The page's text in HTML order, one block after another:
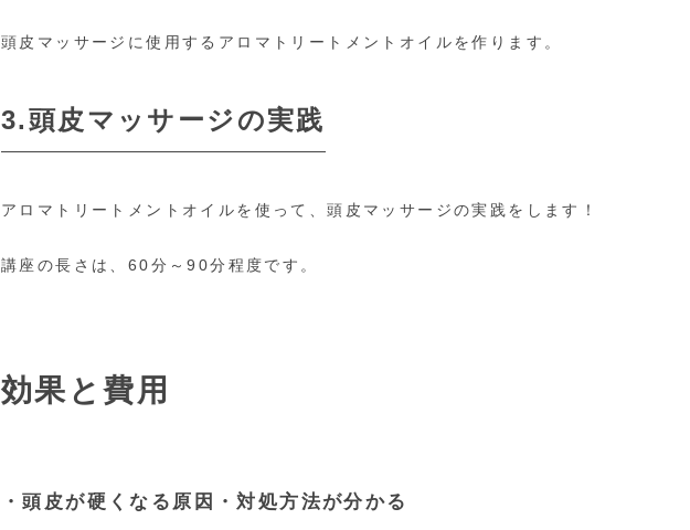
頭皮マッサージに使用するアロマトリートメントオイルを作ります。
3.頭皮マッサージの実践
アロマトリートメントオイルを使って、頭皮マッサージの実践をします！
講座の長さは、60分～90分程度です。
効果と費用
・頭皮が硬くなる原因・対処方法が分かる